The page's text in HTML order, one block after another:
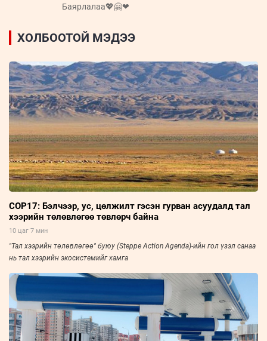
Баярлалаа💖🤗❤
ХОЛБООТОЙ МЭДЭЭ
COP17: Бэлчээр, ус, цөлжилт гэсэн гурван асуудалд тал
хээрийн төлөвлөгөө төвлөрч байна
10 цаг 7 мин
"Тал хээрийн төлөвлөгөө" буюу (Steppe Action Agenda)-ийн гол үзэл санаа
нь тал хээрийн экосистемийг хамга